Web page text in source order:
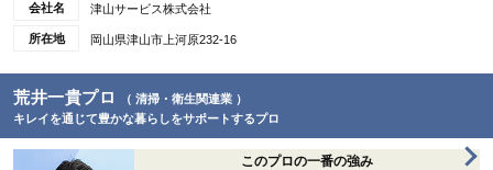
会社名 津山サービス株式会社
所在地 岡山県津山市上河原232-16
荒井一貴プロ
（ 清掃・衛生関連業 ）
キレイを通じて豊かな暮らしをサポートするプロ
このプロの一番の強み